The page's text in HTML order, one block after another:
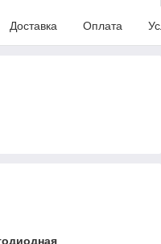
Доставка Оплата